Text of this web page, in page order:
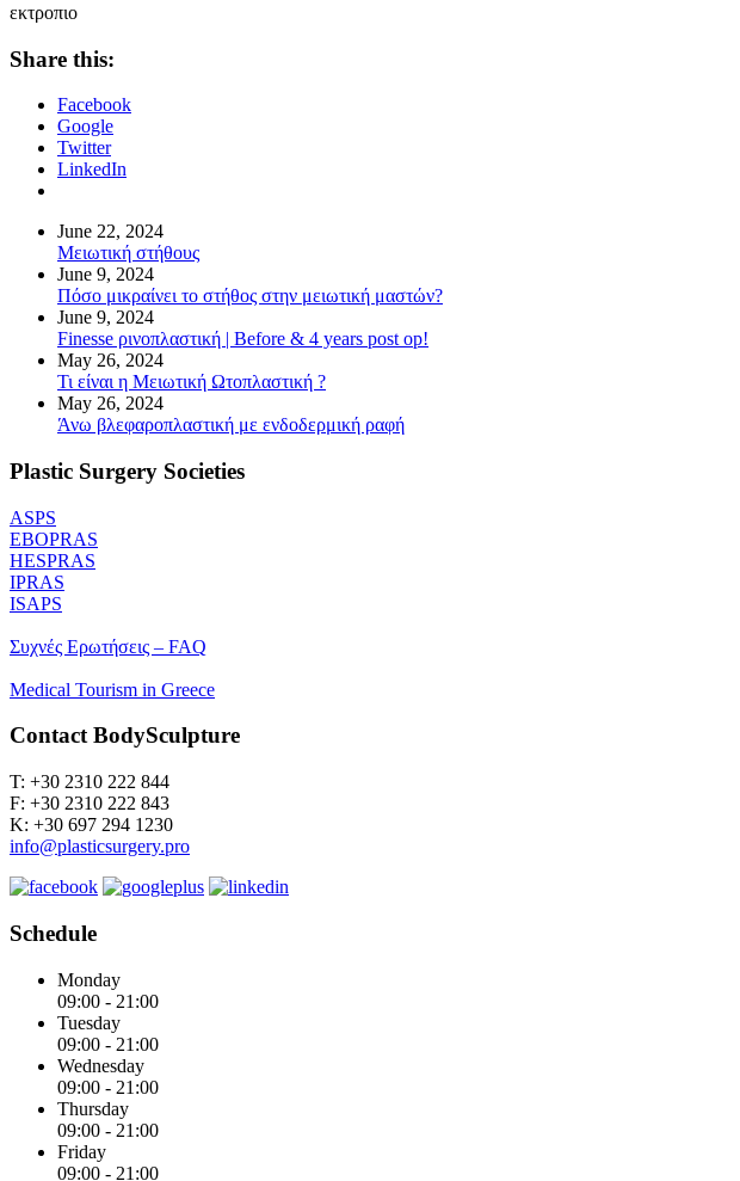
εκτροπιο
Share this:
Facebook
Google
Twitter
LinkedIn
June 22, 2024
Μειωτική στήθους
June 9, 2024
Πόσο μικραίνει το στήθος στην μειωτική μαστών?
June 9, 2024
Finesse ρινοπλαστική | Before & 4 years post op!
May 26, 2024
Τι είναι η Μειωτική Ωτοπλαστική ?
May 26, 2024
Άνω βλεφαροπλαστική με ενδοδερμική ραφή
Plastic Surgery Societies
ASPS
EBOPRAS
HESPRAS
IPRAS
ISAPS
Συχνές Ερωτήσεις – FAQ
Medical Tourism in Greece
Contact BodySculpture
Τ: +30 2310 222 844
F: +30 2310 222 843
Κ: +30 697 294 1230
info@plasticsurgery.pro
Schedule
Monday
09:00 - 21:00
Tuesday
09:00 - 21:00
Wednesday
09:00 - 21:00
Thursday
09:00 - 21:00
Friday
09:00 - 21:00